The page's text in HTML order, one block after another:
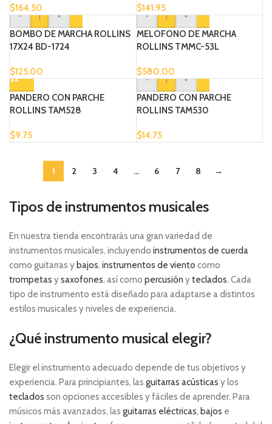
$164.50 $141.95
-
+
BOMBO DE MARCHA ROLLINS
17X24 BD-1724
$125.00
-
+
MELOFONO DE MARCHA
ROLLINS TMMC-53L
$580.00
PANDERO CON PARCHE
ROLLINS TAM528
$9.75
-
+
PANDERO CON PARCHE
ROLLINS TAM530
$14.75
1 2 3 4 … 6 7 8 →
Tipos de instrumentos musicales
En nuestra tienda encontrarás una gran variedad de
instrumentos musicales, incluyendo instrumentos de cuerda
como guitarras y bajos, instrumentos de viento como
trompetas ysaxofones, así como percusión yteclados. Cada
tipo de instrumento está diseñado para adaptarse a distintos
estilos musicales y niveles de experiencia.
¿Qué instrumento musical elegir?
Elegir el instrumento adecuado depende de tus objetivos y
experiencia. Para principiantes, las guitarras acústicas y los
teclados son opciones accesibles y fáciles de aprender. Para
músicos más avanzados, las guitarras eléctricas, bajos e